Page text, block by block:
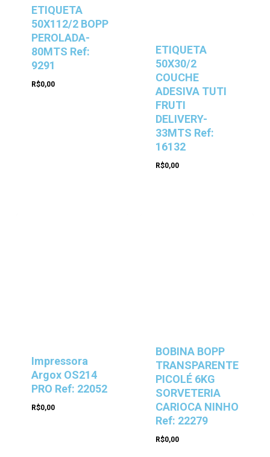
ETIQUETA
50X112/2 BOPP
PEROLADA-
80MTS Ref:
9291
R$0,00
ETIQUETA
50X30/2
COUCHE
ADESIVA TUTI
FRUTI
DELIVERY-
33MTS Ref:
16132
R$0,00
Impressora
Argox OS214
PRO Ref: 22052
R$0,00
BOBINA BOPP
TRANSPARENTE
PICOLÉ 6KG
SORVETERIA
CARIOCA NINHO
Ref: 22279
R$0,00